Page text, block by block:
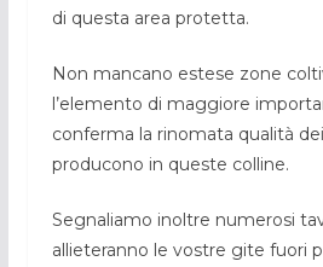
di questa area protetta.
Non mancano estese zone
l’elemento di maggiore
conferma la rinomata qualità
producono in queste colline.
Segnaliamo inoltre numerosi
allieteranno le vostre gite fuori